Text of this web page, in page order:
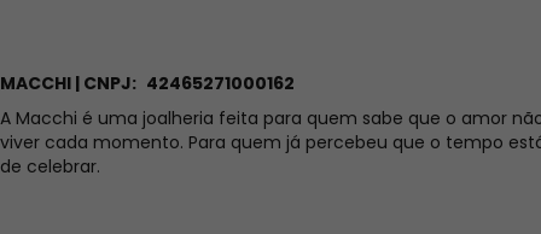
e todos os envios das joias são feitos com 100% de
ser diferente das imagens do site, de acordo com a
MACCHI | CNPJ: 42465271000162
A Macchi é uma joalheria feita para quem sabe que o amor
viver cada momento. Para quem já percebeu que o tempo
de celebrar.